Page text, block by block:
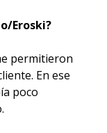
Eroski?
permitieron
En ese
poco